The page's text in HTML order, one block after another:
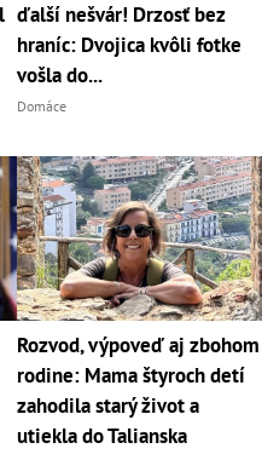
ďalší nešvár! Drzosť bez
hraníc: Dvojica kvôli fotke
vošla do...
Domáce
Rozvod, výpoveď aj zbohom
rodine: Mama štyroch detí
zahodila starý život a
utiekla do Talianska